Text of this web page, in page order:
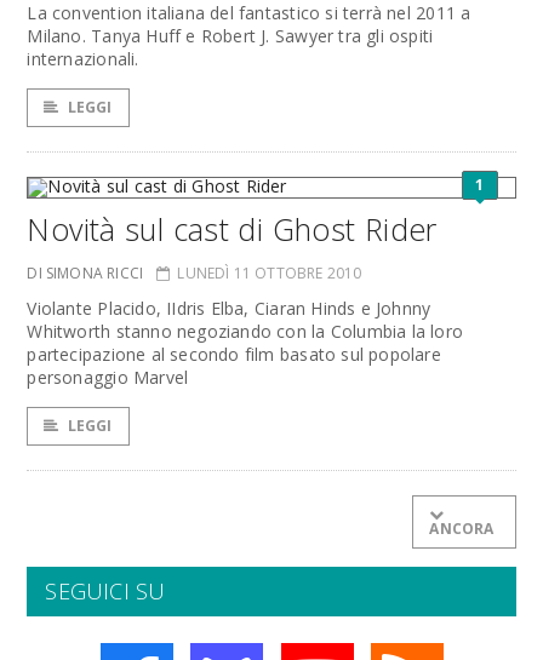
La convention italiana del fantastico si terrà nel 2011 a
Milano. Tanya Huff e Robert J. Sawyer tra gli ospiti
internazionali.
LEGGI
1
Novità sul cast di Ghost Rider
DI SIMONA RICCI LUNEDÌ 11 OTTOBRE 2010
Violante Placido, IIdris Elba, Ciaran Hinds e Johnny
Whitworth stanno negoziando con la Columbia la loro
partecipazione al secondo film basato sul popolare
personaggio Marvel
LEGGI
ANCORA
SEGUICI SU